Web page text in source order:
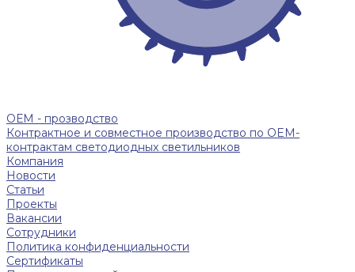
ОЕМ - прозводство
Контрактное и совместное производство по OEM-
контрактам светодиодных светильников
Компания
Новости
Статьи
Проекты
Вакансии
Сотрудники
Политика конфиденциальности
Сертификаты